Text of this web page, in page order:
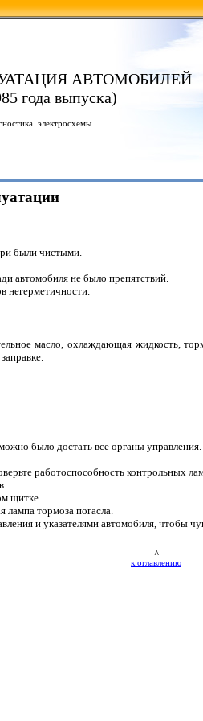
АВТОМОБИЛЕЙ
года выпуска)
электросхемы
были чистыми.
автомобиля не было препятствий.
негерметичности.
масло, охлаждающая жидкость,
было достать все органы управления.
работоспособность контрольных
щитке.
лампа тормоза погасла.
и указателями автомобиля, чтобы
^
к оглавлению